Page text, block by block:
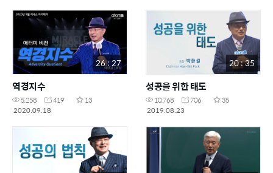
26 : 27
역경지수
5,258 419
13
2020.09.18
20 : 35
성공을 위한 태도
10,768 706
35
2019.08.23